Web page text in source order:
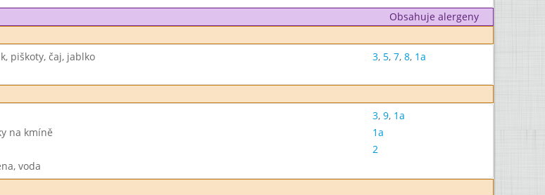
Obsahuje alergeny
piškoty, čaj, jablko 3, 5, 7, 8, 1a
3, 9, 1a
na kmíně
1a
2
voda